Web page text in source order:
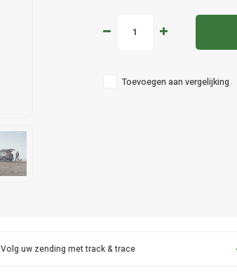
Toevoegen aan vergelijking
Volg uw zending met track & trace